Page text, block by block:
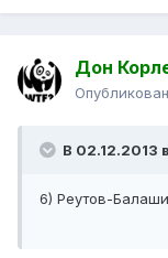
Дон
В 02.12.2013
6) Реутов-